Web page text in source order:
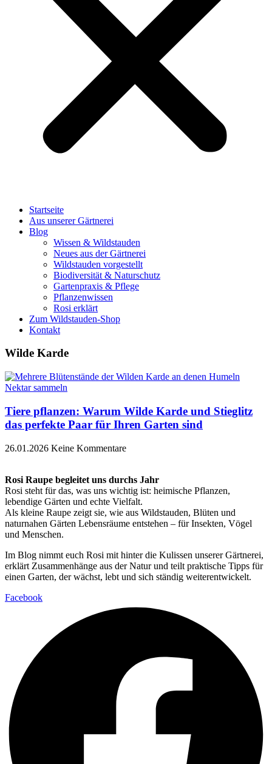
Startseite
Aus unserer Gärtnerei
Blog
Wissen & Wildstauden
Neues aus der Gärtnerei
Wildstauden vorgestellt
Biodiversität & Naturschutz
Gartenpraxis & Pflege
Pflanzenwissen
Rosi erklärt
Zum Wildstauden-Shop
Kontakt
Wilde Karde
Tiere pflanzen: Warum Wilde Karde und Stieglitz
das perfekte Paar für Ihren Garten sind
26.01.2026 Keine Kommentare
Rosi Raupe begleitet uns durchs Jahr
Rosi steht für das, was uns wichtig ist: heimische Pflanzen,
lebendige Gärten und echte Vielfalt.
Als kleine Raupe zeigt sie, wie aus Wildstauden, Blüten und
naturnahen Gärten Lebensräume entstehen – für Insekten, Vögel
und Menschen.
Im Blog nimmt euch Rosi mit hinter die Kulissen unserer Gärtnerei,
erklärt Zusammenhänge aus der Natur und teilt praktische Tipps für
einen Garten, der wächst, lebt und sich ständig weiterentwickelt.
Facebook